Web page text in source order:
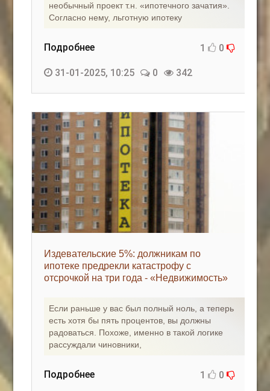
необычный проект т.н. «ипотечного зачатия».
Согласно нему, льготную ипотеку
Подробнее 1 0
31-01-2025, 10:25 0 342
Издевательские 5%: должникам по
ипотеке предрекли катастрофу с
отсрочкой на три года - «Недвижимость»
Если раньше у вас был полный ноль, а теперь
есть хотя бы пять процентов, вы должны
радоваться. Похоже, именно в такой логике
рассуждали чиновники,
Подробнее 1 0